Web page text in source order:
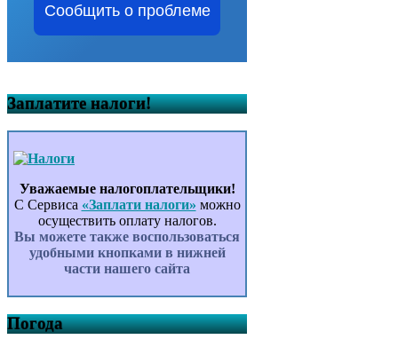
Сообщить о проблеме
Заплатите налоги!
Уважаемые налогоплательщики!
С Сервиса «Заплати налоги» можно
осуществить оплату налогов.
Вы можете также воспользоваться
удобными кнопками в нижней
части нашего сайта
Погода